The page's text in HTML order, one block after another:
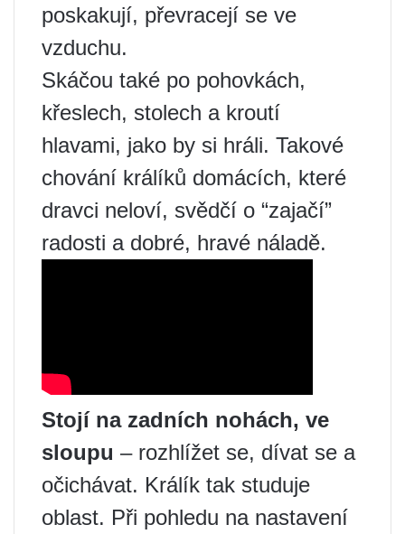
poskakují, převracejí se ve
vzduchu.
Skáčou také po pohovkách,
křeslech, stolech a kroutí
hlavami, jako by si hráli. Takové
chování králíků domácích, které
dravci neloví, svědčí o “zajačí”
radosti a dobré, hravé náladě.
Stojí na zadních nohách, ve
sloupu – rozhlížet se, dívat se a
očichávat. Králík tak studuje
oblast. Při pohledu na nastavení